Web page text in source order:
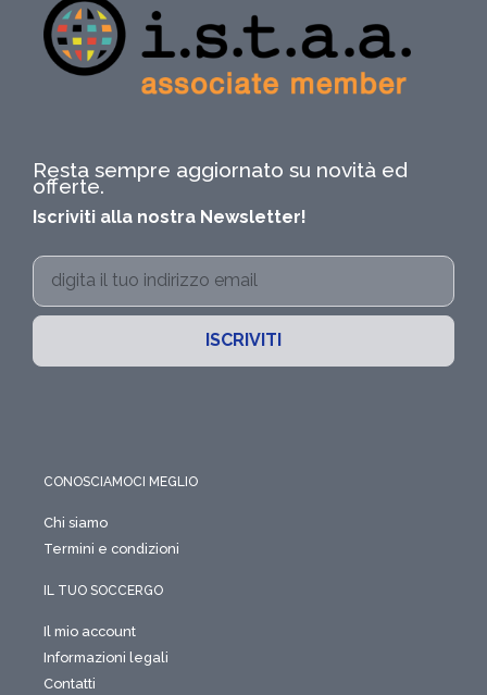
Resta sempre aggiornato su novità ed
offerte.
Iscriviti alla nostra Newsletter!
ISCRIVITI
CONOSCIAMOCI MEGLIO
Chi siamo
Termini e condizioni
IL TUO SOCCERGO
Il mio account
Informazioni legali
Contatti